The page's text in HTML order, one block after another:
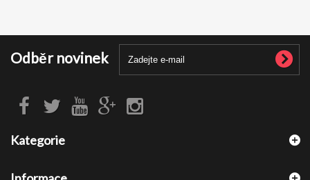
Odběr novinek
Kategorie